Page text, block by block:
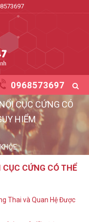
0968573697
CỤC CỨNG CÓ
HIỂM
CỤC CỨNG CÓ THỂ
Thai và Quan Hệ Được